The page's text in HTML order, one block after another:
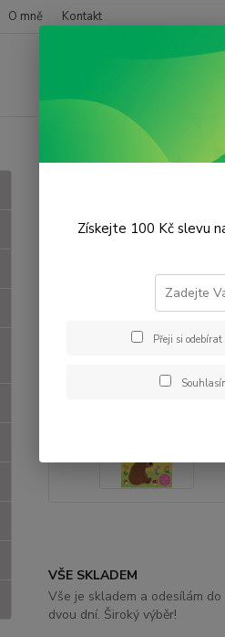
O mně Kontakt
Zvukové knihy pro děti
Don´t tickle
VŠE SKLADEM
Vše je skladem a odesílám do
dvou dní. Široký výběr!
Získejte 100 Kč slevu
Přeji si